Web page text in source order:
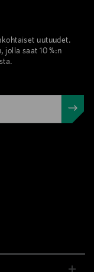
uutuudet.
jolla saat 10 %:n